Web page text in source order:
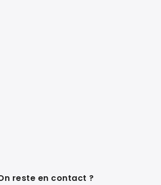
reste en contact ?